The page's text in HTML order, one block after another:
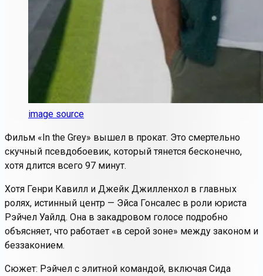
image source
Фильм «In the Grey» вышел в прокат. Это смертельно
скучный псевдобоевик, который тянется бесконечно,
хотя длится всего 97 минут.
Хотя Генри Кавилл и Джейк Джилленхол в главных
ролях, истинный центр — Эйса Гонсалес в роли юриста
Рэйчел Уайлд. Она в закадровом голосе подробно
объясняет, что работает «в серой зоне» между законом и
беззаконием.
Сюжет: Рэйчел с элитной командой, включая Сида